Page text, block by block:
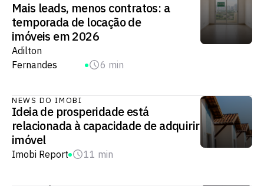
Mais leads, menos contratos: a
temporada de locação de
imóveis em 2026
Adilton
Fernandes
6 min
NEWS DO IMOBI
Ideia de prosperidade está
relacionada à capacidade de adquirir
imóvel
Imobi Report 11 min